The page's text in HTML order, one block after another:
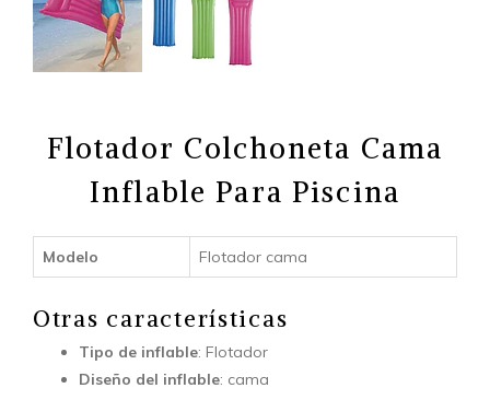
Flotador Colchoneta Cama
Inflable Para Piscina
Modelo Flotador cama
Otras características
Tipo de inflable: Flotador
Diseño del inflable: cama